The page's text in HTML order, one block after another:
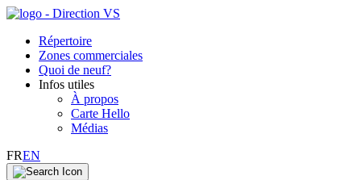
Répertoire
Zones commerciales
Quoi de neuf?
Infos utiles
À propos
Carte Hello
Médias
FREN